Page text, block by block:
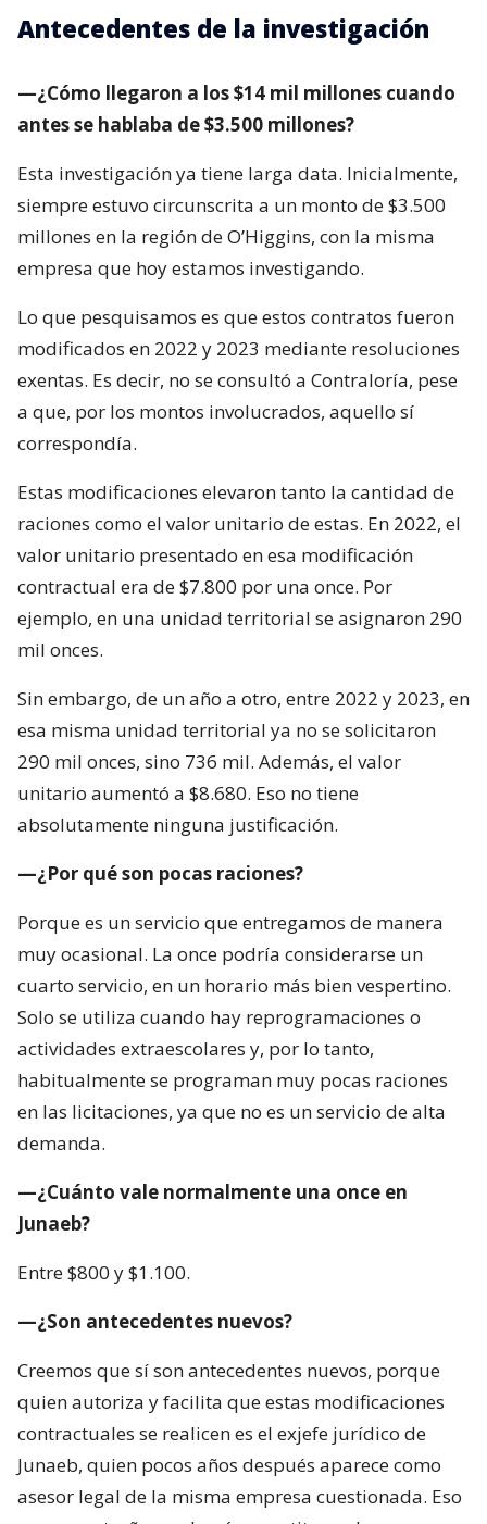
Antecedentes de la investigación
—¿Cómo llegaron a los $14 mil millones cuando
antes se hablaba de $3.500 millones?
Esta investigación ya tiene larga data. Inicialmente,
siempre estuvo circunscrita a un monto de $3.500
millones en la región de O’Higgins, con la misma
empresa que hoy estamos investigando.
Lo que pesquisamos es que estos contratos fueron
modificados en 2022 y 2023 mediante resoluciones
exentas. Es decir, no se consultó a Contraloría, pese
a que, por los montos involucrados, aquello sí
correspondía.
Estas modificaciones elevaron tanto la cantidad de
raciones como el valor unitario de estas. En 2022, el
valor unitario presentado en esa modificación
contractual era de $7.800 por una once. Por
ejemplo, en una unidad territorial se asignaron 290
mil onces.
Sin embargo, de un año a otro, entre 2022 y 2023, en
esa misma unidad territorial ya no se solicitaron
290 mil onces, sino 736 mil. Además, el valor
unitario aumentó a $8.680. Eso no tiene
absolutamente ninguna justificación.
—¿Por qué son pocas raciones?
Porque es un servicio que entregamos de manera
muy ocasional. La once podría considerarse un
cuarto servicio, en un horario más bien vespertino.
Solo se utiliza cuando hay reprogramaciones o
actividades extraescolares y, por lo tanto,
habitualmente se programan muy pocas raciones
en las licitaciones, ya que no es un servicio de alta
demanda.
—¿Cuánto vale normalmente una once en
Junaeb?
Entre $800 y $1.100.
—¿Son antecedentes nuevos?
Creemos que sí son antecedentes nuevos, porque
quien autoriza y facilita que estas modificaciones
contractuales se realicen es el exjefe jurídico de
Junaeb, quien pocos años después aparece como
asesor legal de la misma empresa cuestionada. Eso